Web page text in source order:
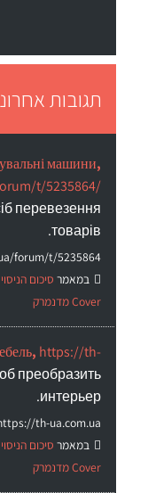
תגובות
машини,
t/5235864/
перевезення
товарів.
forum/t/5235864/ /
במאמר
Cover מדנמרק
https://th-
преобразить
интерьер.
th-ua.com.ua /
במאמר
Cover מדנמרק